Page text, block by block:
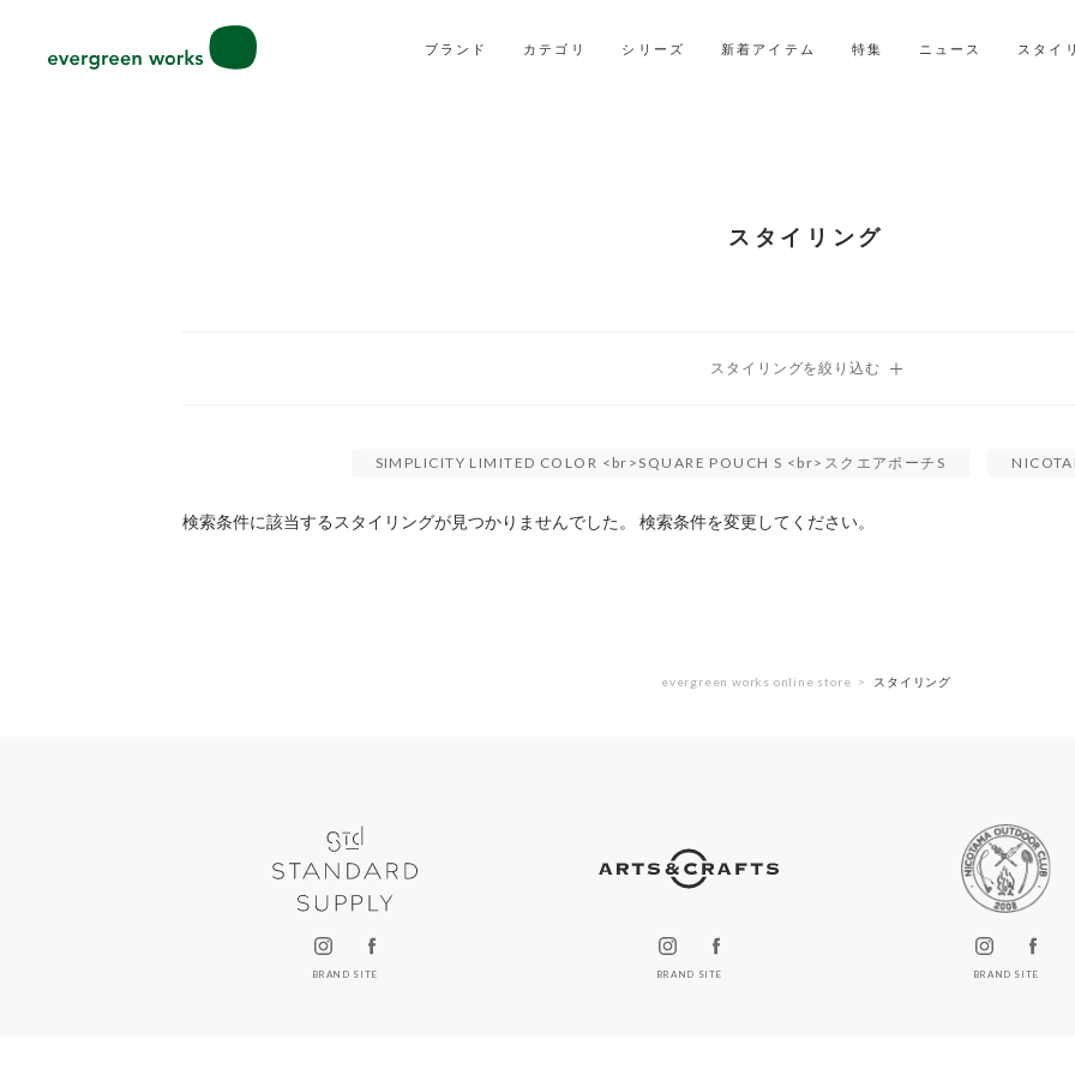
ブランド
カテゴリ シリーズ 新着アイテム 特集 ニュース スタイ
スタイリング
SIMPLICITY LIMITED COLOR <br>SQUARE POUCH S <br>スクエアポーチS
検索条件に該当するスタイリングが見つかりませんでした。 検索条件を変更してください。
evergreen works online store スタイリング
BRAND SITE BRAND SITE BRAND SITE